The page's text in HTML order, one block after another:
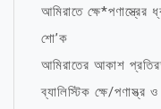
আমিরাতে
শো’ক
আমিরাতের আকাশ
ব্যালিস্টিক ক্ষে/